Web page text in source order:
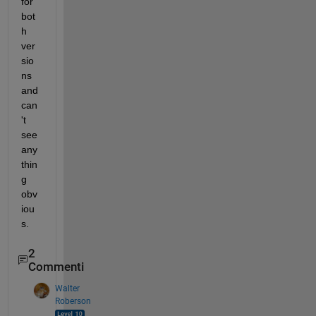
bot
h
ver
sio
ns
and
can
't
see
any
thin
g
obv
iou
s.
2
Commenti
Walter
Roberson